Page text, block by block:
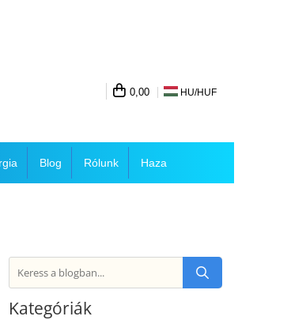
0,00 HU/HUF
Blog Rólunk Haza
Kategóriák